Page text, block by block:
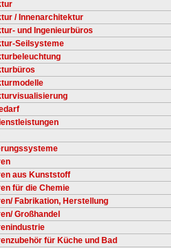
/ Innenarchitektur
und Ingenieurbüros
Seilsysteme
aus Kunststoff
für die Chemie
Fabrikation, Herstellung
Großhandel
für Küche und Bad